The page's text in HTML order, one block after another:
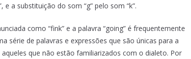
e a substituição do som “g” pelo som “k”.
como “fink” e a palavra “going” é frequentemente
série de palavras e expressões que são únicas para a
que não estão familiarizados com o dialeto. Por